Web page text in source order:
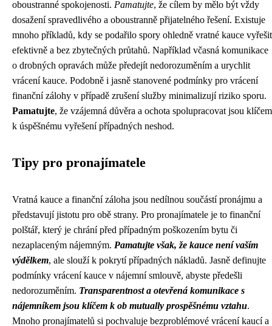
oboustranné spokojenosti. Pamatujte, že cílem by mělo být vždy
dosažení spravedlivého a oboustranně přijatelného řešení. Existuje
mnoho příkladů, kdy se podařilo spory ohledně vratné kauce vyřešit
efektivně a bez zbytečných průtahů. Například včasná komunikace
o drobných opravách může předejít nedorozuměním a urychlit
vrácení kauce. Podobně i jasně stanovené podmínky pro vrácení
finanční zálohy v případě zrušení služby minimalizují riziko sporu.
Pamatujte, že vzájemná důvěra a ochota spolupracovat jsou klíčem
k úspěšnému vyřešení případných neshod.
Tipy pro pronajímatele
Vratná kauce a finanční záloha jsou nedílnou součástí pronájmu a
představují jistotu pro obě strany. Pro pronajímatele je to finanční
polštář, který je chrání před případným poškozením bytu či
nezaplaceným nájemným. Pamatujte však, že kauce není vaším
výdělkem, ale slouží k pokrytí případných nákladů. Jasně definujte
podmínky vrácení kauce v nájemní smlouvě, abyste předešli
nedorozuměním. Transparentnost a otevřená komunikace s
nájemníkem jsou klíčem k ob mutually prospěšnému vztahu.
Mnoho pronajímatelů si pochvaluje bezproblémové vrácení kaucí a